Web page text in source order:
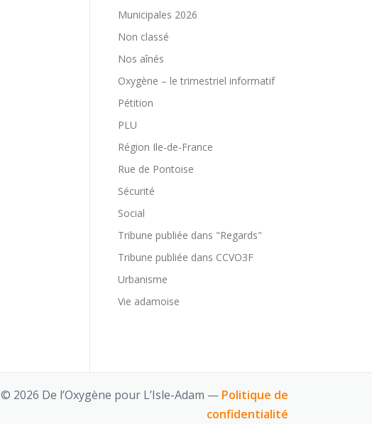
Municipales 2026
Non classé
Nos aînés
Oxygène – le trimestriel informatif
Pétition
PLU
Région Ile-de-France
Rue de Pontoise
Sécurité
Social
Tribune publiée dans "Regards"
Tribune publiée dans CCVO3F
Urbanisme
Vie adamoise
© 2026 De l’Oxygène pour L’Isle-Adam — Politique de
confidentialité